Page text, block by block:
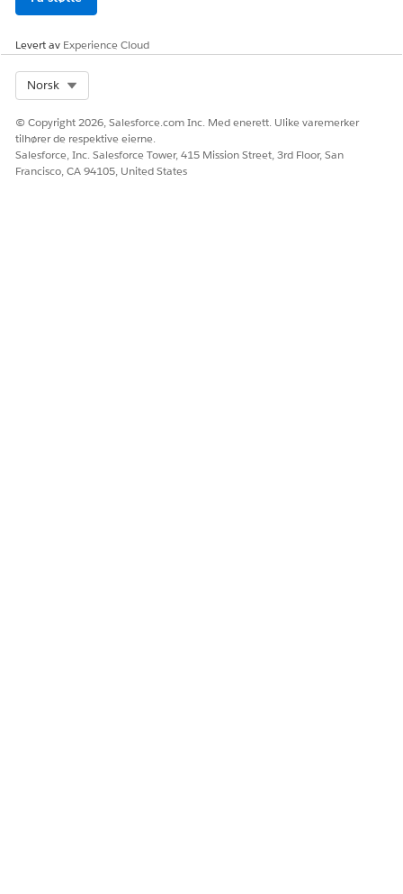
Omniprosesskompilasjoner
Omniskriptlagrede økter
HJALP DENNE ARTIKKELEN MED Å LØSE PROBLEMET DITT?
La oss få vite det slik at vi kan forbedre!
Levert av Experience Cloud
Norsk
© Copyright 2026, Salesforce.com Inc. Med enerett. Ulike varemerker
tilhører de respektive eierne.
Salesforce, Inc. Salesforce Tower, 415 Mission Street, 3rd Floor, San
Francisco, CA 94105, United States